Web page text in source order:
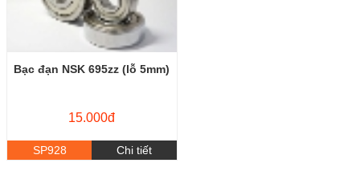
Bạc đạn NSK 695zz (lỗ 5mm)
15.000đ
SP928 Chi tiết